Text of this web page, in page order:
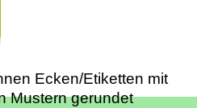
Ecken/Etiketten mit
Mustern gerundet